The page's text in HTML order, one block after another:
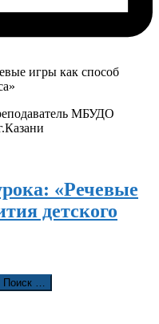
МБУДО
«Речевые
детского
Поиск …